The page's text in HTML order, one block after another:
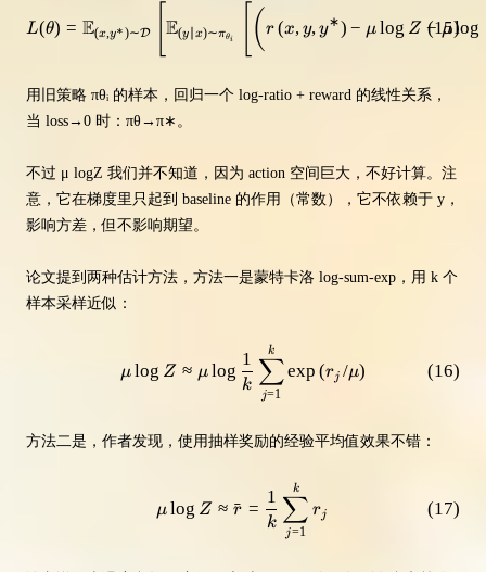
L(θ) = E(x,y∗ )∼D E(y ∣x)∼πθi ( r (x, y,y∗) − μlog Z − μlog
(15)
用旧策略 πθᵢ 的样本，回归一个 log-ratio + reward 的线性关系，
当 loss→0 时：πθ→π∗。
不过 μ logZ 我们并不知道，因为 action 空间巨大，不好计算。注
意，它在梯度里只起到 baseline 的作用（常数），它不依赖于 y，
影响方差，但不影响期望。
论文提到两种估计方法，方法一是蒙特卡洛 log-sum-exp，用 k 个
样本采样近似：
\mu \log Z \approx \mu \log
μlog Z ≈ μlog
k
1
j=1
∑
k
exp (rj /μ) (16)
方法二是，作者发现，使用抽样奖励的经验平均值效果不错：
\mu \log Z \approx \bar{r} =
μ log Z ≈ r
ˉ =
k
1
j=1
∑
k
rj (17)